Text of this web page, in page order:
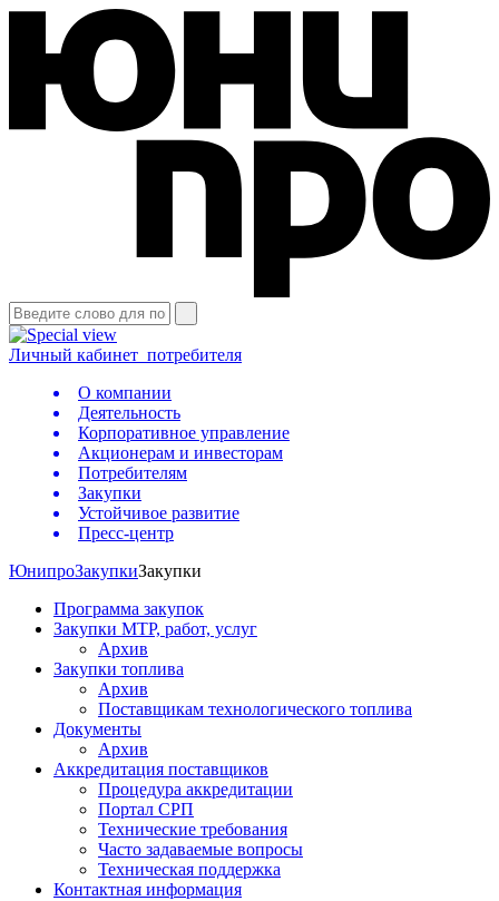
Личный кабинет потребителя
О компании
Деятельность
Корпоративное управление
Акционерам и инвесторам
Потребителям
Закупки
Устойчивое развитие
Пресс-центр
ЮнипроЗакупкиЗакупки
Программа закупок
Закупки МТР, работ, услуг
Архив
Закупки топлива
Архив
Поставщикам технологического топлива
Документы
Архив
Аккредитация поставщиков
Процедура аккредитации
Портал СРП
Технические требования
Часто задаваемые вопросы
Техническая поддержка
Контактная информация